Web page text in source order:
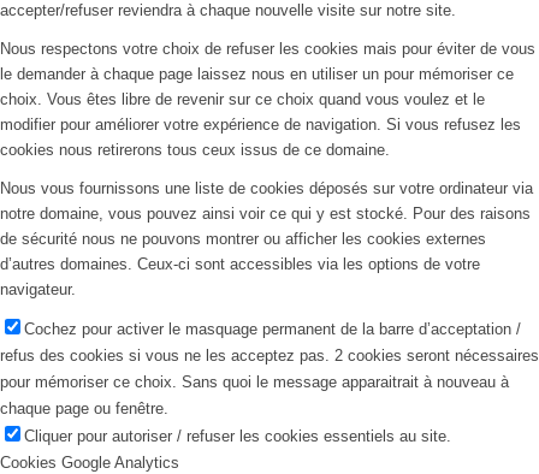
accepter/refuser reviendra à chaque nouvelle visite sur notre site.
Nous respectons votre choix de refuser les cookies mais pour éviter de vous
le demander à chaque page laissez nous en utiliser un pour mémoriser ce
choix. Vous êtes libre de revenir sur ce choix quand vous voulez et le
modifier pour améliorer votre expérience de navigation. Si vous refusez les
cookies nous retirerons tous ceux issus de ce domaine.
Nous vous fournissons une liste de cookies déposés sur votre ordinateur via
notre domaine, vous pouvez ainsi voir ce qui y est stocké. Pour des raisons
de sécurité nous ne pouvons montrer ou afficher les cookies externes
d’autres domaines. Ceux-ci sont accessibles via les options de votre
navigateur.
Cochez pour activer le masquage permanent de la barre d’acceptation /
refus des cookies si vous ne les acceptez pas. 2 cookies seront nécessaires
pour mémoriser ce choix. Sans quoi le message apparaitrait à nouveau à
chaque page ou fenêtre.
Cliquer pour autoriser / refuser les cookies essentiels au site.
Cookies Google Analytics